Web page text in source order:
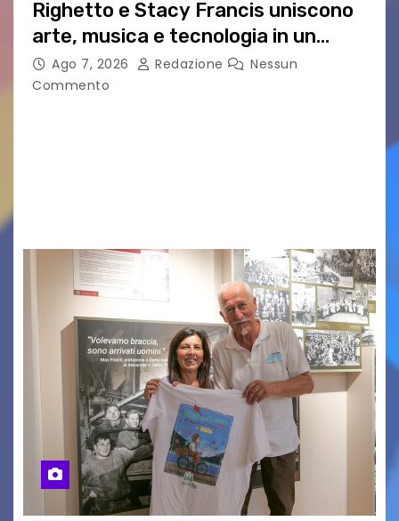
Righetto e Stacy Francis uniscono
arte, musica e tecnologia in un
nuovo progetto internazionale”
Ago 7, 2026 Redazione
Nessun
Commento